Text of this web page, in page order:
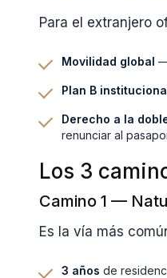
Para el extranjero
Movilidad global
Plan B
Derecho a la
renunciar al
Los 3
Camino 1 —
Es la vía más
3 años de